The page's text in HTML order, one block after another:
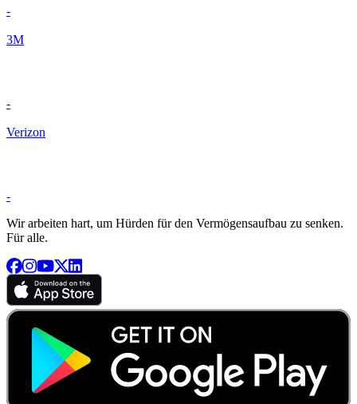
-
3M
-
Verizon
-
Wir arbeiten hart, um Hürden für den Vermögensaufbau zu senken.
Für alle.